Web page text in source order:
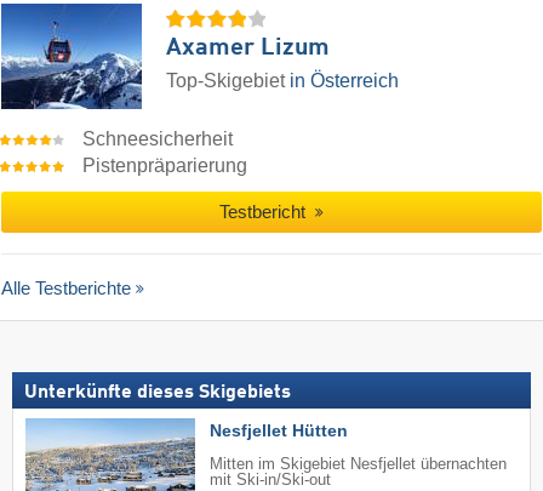
Axamer Lizum
Top-Skigebiet in Österreich
Schneesicherheit
Pistenpräparierung
Testbericht
Alle Testberichte
Unterkünfte dieses Skigebiets
Nesfjellet Hütten
Mitten im Skigebiet Nesfjellet übernachten
mit Ski-in/Ski-out